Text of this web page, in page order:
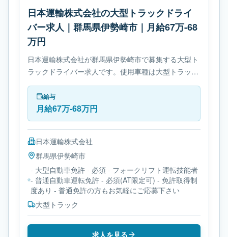
日本運輸株式会社の大型トラックドライ
バー求人｜群馬県伊勢崎市｜月給67万-68
万円
日本運輸株式会社が群馬県伊勢崎市で募集する大型ト
ラックドライバー求人です。使用車種は大型トラック
です。勤務時間は- 変形労働時間制です。必要免許は-
大型自動車免許です。
給与
月給67万-68万円
日本運輸株式会社
群馬県伊勢崎市
- 大型自動車免許 - 必須 - フォークリフト運転技能者
- 普通自動車運転免許 - 必須(AT限定可) - 免許取得制
度あり - 普通免許の方もお気軽にご応募下さい
大型トラック
求人を見る